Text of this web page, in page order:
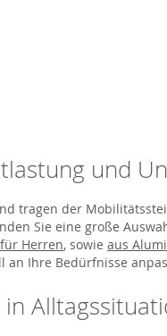
und
tragen der
Sie eine große
Herren, sowie aus
Ihre Bedürfnisse